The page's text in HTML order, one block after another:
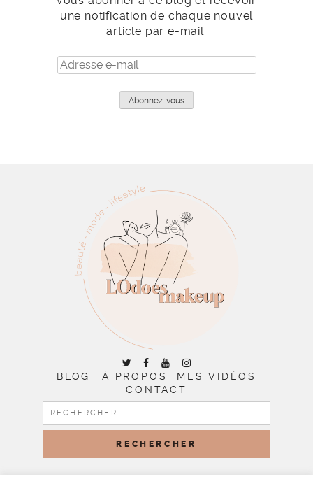
une notification de chaque nouvel
article par e-mail.
Adresse
e-
Abonnez-vous
BLOG À PROPOS
MES VIDÉOS
CONTACT
RECHERCHER :